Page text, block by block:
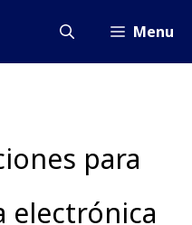
Menu
para
electrónica